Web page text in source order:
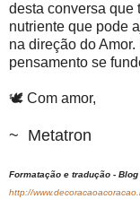
desta conversa que
nutriente que pode
na direção do
pensamento se
🕊️ Com amor,
~ Metatron
Formatação e tradução -
http://